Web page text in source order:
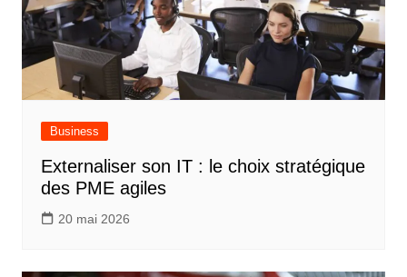
Business
Externaliser son IT : le choix stratégique
des PME agiles
20 mai 2026